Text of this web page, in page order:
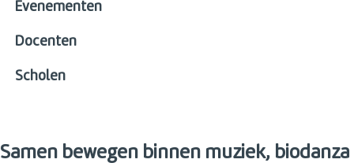
Evenementen
Docenten
Scholen
Samen bewegen binnen muziek, biodanza